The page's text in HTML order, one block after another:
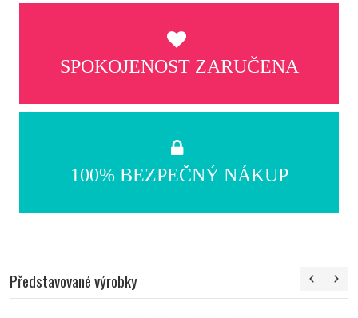
SPOKOJENOST ZARUČENA
100% BEZPEČNÝ NÁKUP
Představované výrobky